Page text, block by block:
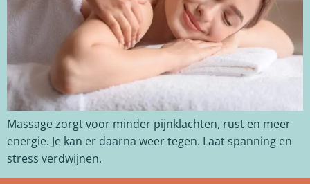
Massage zorgt voor minder pijnklachten, rust en meer
energie. Je kan er daarna weer tegen. Laat spanning en
stress verdwijnen.